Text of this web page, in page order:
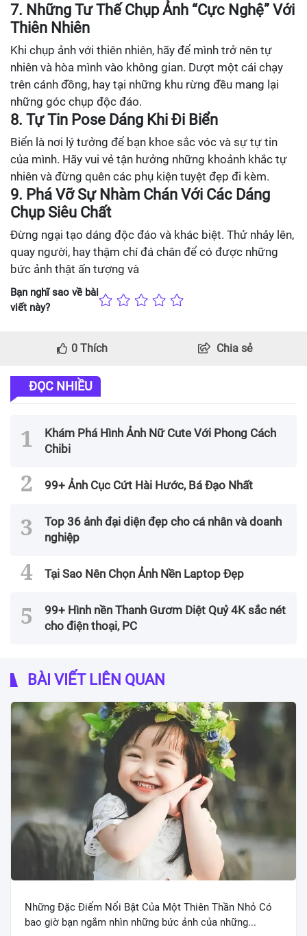
7. Những Tư Thế Chụp Ảnh “Cực Nghệ” Với
Thiên Nhiên
Khi chụp ảnh với thiên nhiên, hãy để mình trở nên tự
nhiên và hòa mình vào không gian. Dượt một cái chạy
trên cánh đồng, hay tại những khu rừng đều mang lại
những góc chụp độc đáo.
8. Tự Tin Pose Dáng Khi Đi Biển
Biển là nơi lý tưởng để bạn khoe sắc vóc và sự tự tin
của mình. Hãy vui vẻ tận hưởng những khoảnh khắc tự
nhiên và đừng quên các phụ kiện tuyệt đẹp đi kèm.
9. Phá Vỡ Sự Nhàm Chán Với Các Dáng
Chụp Siêu Chất
Đừng ngại tạo dáng độc đáo và khác biệt. Thử nhảy lên,
quay người, hay thậm chí đá chân để có được những
bức ảnh thật ấn tượng và
Bạn nghĩ sao về bài
viết này?
0 Thích Chia sẻ
ĐỌC NHIỀU
Khám Phá Hình Ảnh Nữ Cute Với Phong Cách
Chibi
99+ Ảnh Cục Cứt Hài Hước, Bá Đạo Nhất
Top 36 ảnh đại diện đẹp cho cá nhân và doanh
nghiệp
Tại Sao Nên Chọn Ảnh Nền Laptop Đẹp
99+ Hình nền Thanh Gươm Diệt Quỷ 4K sắc nét
cho điện thoại, PC
BÀI VIẾT LIÊN QUAN
Những Đặc Điểm Nổi Bật Của Một Thiên Thần Nhỏ Có
bao giờ bạn ngắm nhìn những bức ảnh của những...